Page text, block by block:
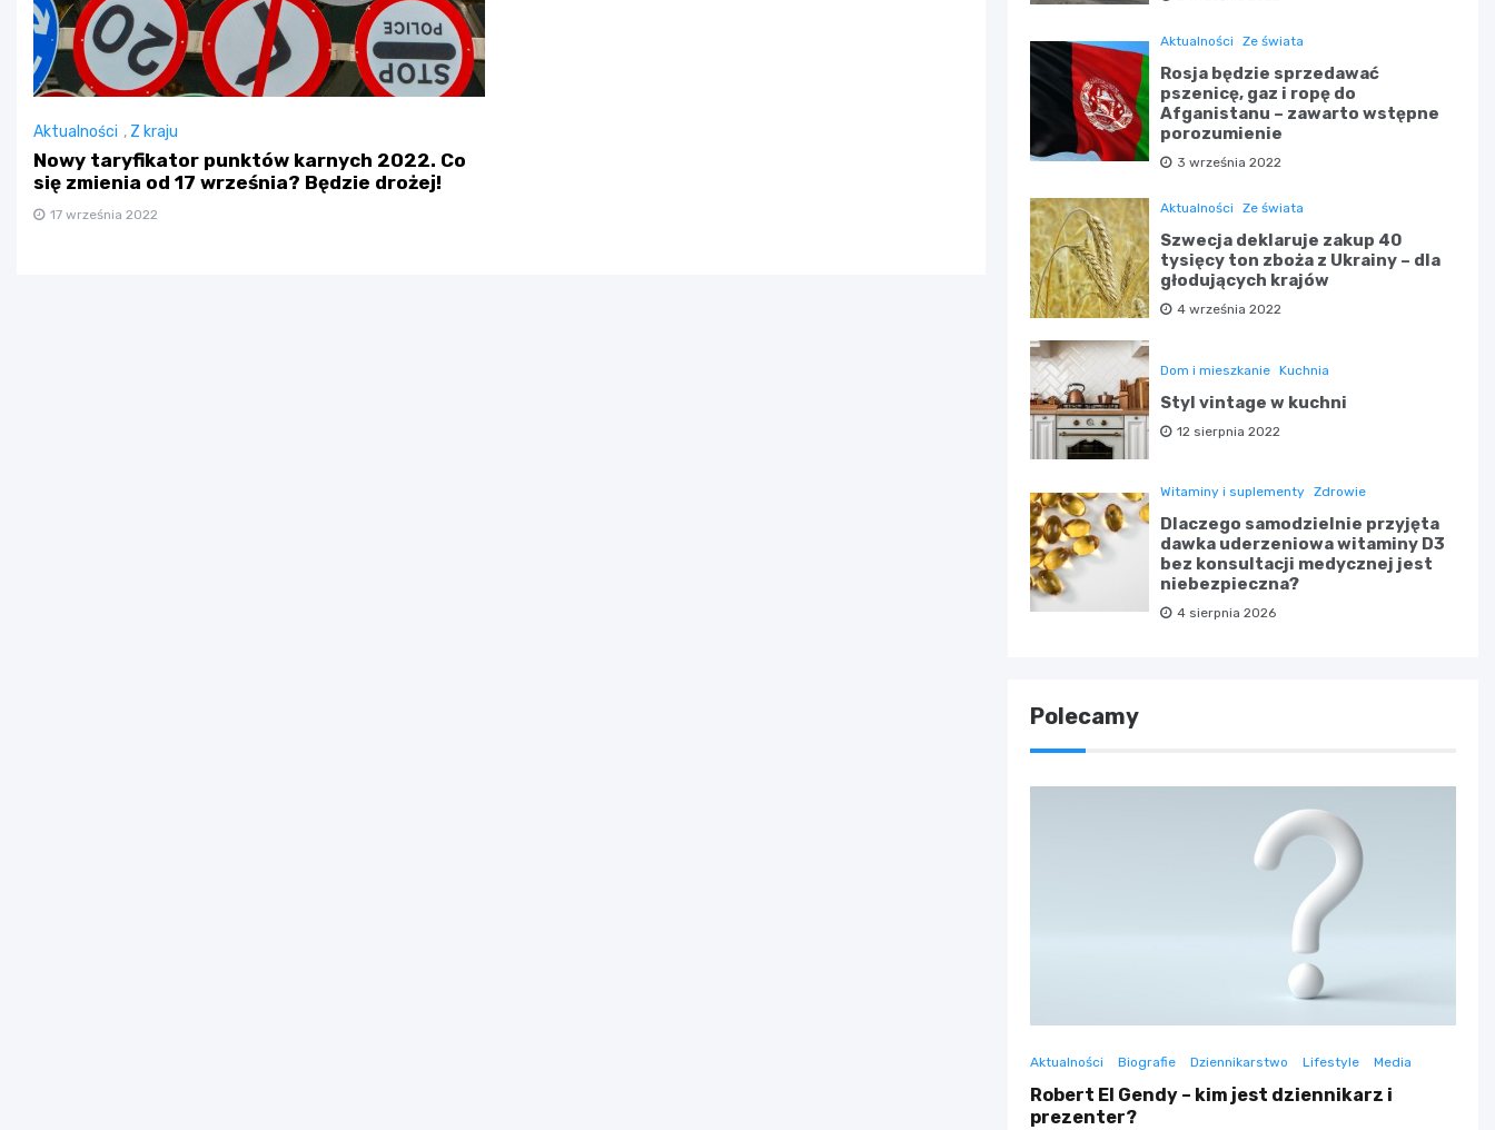
Aktualności , Z kraju
Nowy taryfikator punktów karnych 2022. Co
się zmienia od 17 września? Będzie drożej!
17 września 2022
Aktualności Ze świata
Rosja będzie sprzedawać
pszenicę, gaz i ropę do
Afganistanu – zawarto wstępne
porozumienie
3 września 2022
Aktualności Ze świata
Szwecja deklaruje zakup 40
tysięcy ton zboża z Ukrainy – dla
głodujących krajów
4 września 2022
Dom i mieszkanie Kuchnia
Styl vintage w kuchni
12 sierpnia 2022
Witaminy i suplementy Zdrowie
Dlaczego samodzielnie przyjęta
dawka uderzeniowa witaminy D3
bez konsultacji medycznej jest
niebezpieczna?
4 sierpnia 2026
Polecamy
Aktualności Biografie Dziennikarstwo Lifestyle Media
Robert El Gendy – kim jest dziennikarz i
prezenter?